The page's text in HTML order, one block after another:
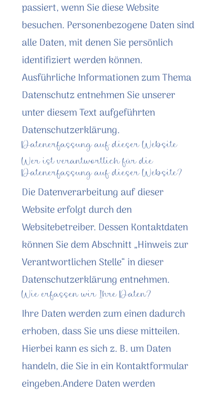
passiert, wenn Sie diese Website
besuchen. Personenbezogene Daten sind
alle Daten, mit denen Sie persönlich
identifiziert werden können.
Ausführliche Informationen zum Thema
Datenschutz entnehmen Sie unserer
unter diesem Text aufgeführten
Datenschutzerklärung.
Datenerfassung auf dieser Website
Wer ist verantwortlich für die
Datenerfassung auf dieser Website?
Die Datenverarbeitung auf dieser
Website erfolgt durch den
Websitebetreiber. Dessen Kontaktdaten
können Sie dem Abschnitt „Hinweis zur
Verantwortlichen Stelle“ in dieser
Datenschutzerklärung entnehmen.
Wie erfassen wir Ihre Daten?
Ihre Daten werden zum einen dadurch
erhoben, dass Sie uns diese mitteilen.
Hierbei kann es sich z. B. um Daten
handeln, die Sie in ein Kontaktformular
eingeben.Andere Daten werden